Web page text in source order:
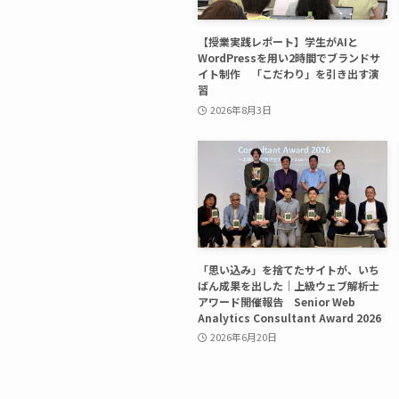
【授業実践レポート】学生がAIと
WordPressを用い2時間でブランドサ
イト制作 「こだわり」を引き出す演
習
2026年8月3日
「思い込み」を捨てたサイトが、いち
ばん成果を出した｜上級ウェブ解析士
アワード開催報告 Senior Web
Analytics Consultant Award 2026
2026年6月20日